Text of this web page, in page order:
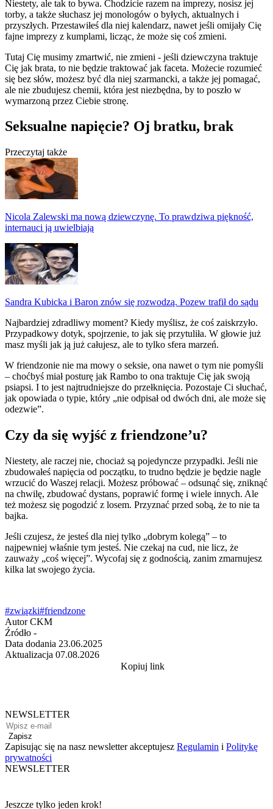
Niestety, ale tak to bywa. Chodzicie razem na imprezy, nosisz jej
torby, a także słuchasz jej monologów o byłych, aktualnych i
przyszłych. Przestawiłeś dla niej kalendarz, nawet jeśli omijały Cię
fajne imprezy z kumplami, licząc, że może się coś zmieni.
Tutaj Cię musimy zmartwić, nie zmieni - jeśli dziewczyna traktuje
Cię jak brata, to nie będzie traktować jak faceta. Możecie rozumieć
się bez słów, możesz być dla niej szarmancki, a także jej pomagać,
ale nie zbudujesz chemii, która jest niezbędna, by to poszło w
wymarzoną przez Ciebie stronę.
Seksualne napięcie? Oj bratku, brak
Przeczytaj także
Nicola Zalewski ma nową dziewczynę. To prawdziwa piękność,
internauci ją uwielbiają
Sandra Kubicka i Baron znów się rozwodzą. Pozew trafił do sądu
Najbardziej zdradliwy moment? Kiedy myślisz, że coś zaiskrzyło.
Przypadkowy dotyk, spojrzenie, to jak się przytuliła. W głowie już
masz myśli jak ją już całujesz, ale to tylko sfera marzeń.
W friendzonie nie ma mowy o seksie, ona nawet o tym nie pomyśli
– choćbyś miał posturę jak Rambo to ona traktuje Cię jak swoją
psiapsi. I to jest najtrudniejsze do przełknięcia. Pozostaje Ci słuchać,
jak opowiada o typie, który „nie odpisał od dwóch dni, ale może się
odezwie”.
Czy da się wyjść z friendzone’u?
Niestety, ale raczej nie, chociaż są pojedyncze przypadki. Jeśli nie
zbudowałeś napięcia od początku, to trudno będzie je będzie nagle
wrzucić do Waszej relacji. Możesz próbować – odsunąć się, zniknąć
na chwilę, zbudować dystans, poprawić formę i wiele innych. Ale
też możesz się pogodzić z losem. Przyznać przed sobą, że to nie ta
bajka.
Jeśli czujesz, że jesteś dla niej tylko „dobrym kolegą” – to
najpewniej właśnie tym jesteś. Nie czekaj na cud, nie licz, że
zauważy „coś więcej”. Wycofaj się z godnością, zanim zmarnujesz
kilka lat swojego życia.
#związki#friendzone
Autor CKM
Źródło -
Data dodania 23.06.2025
Aktualizacja 07.08.2026
Kopiuj link
NEWSLETTER
Zapisz
Zapisując się na nasz newsletter akceptujesz Regulamin i Politykę
prywatności
NEWSLETTER
Jeszcze tylko jeden krok!